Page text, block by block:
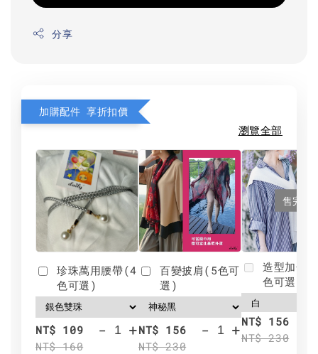
分享
加購配件 享折扣價
瀏覽全部
珍珠萬用腰帶(4
色可選)
NT$ 109
NT$ 160
- +
百變披肩(5色可
選)
NT$ 156
NT$ 230
- +
售完
造型加分
色可選)
NT$ 156
NT$ 230